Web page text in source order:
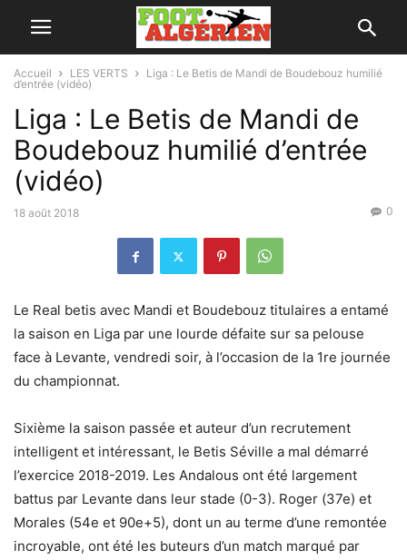
Accueil LES VERTS
Liga : Le Betis de Mandi de Boudebouz humilié
d’entrée (vidéo)
Liga : Le Betis de Mandi de
Boudebouz humilié d’entrée
(vidéo)
18 août 2018 0
Le Real betis avec Mandi et Boudebouz titulaires a entamé
la saison en Liga par une lourde défaite sur sa pelouse
face à Levante, vendredi soir, à l’occasion de la 1re journée
du championnat.
Sixième la saison passée et auteur d’un recrutement
intelligent et intéressant, le Betis Séville a mal démarré
l’exercice 2018-2019. Les Andalous ont été largement
battus par Levante dans leur stade (0-3). Roger (37e) et
Morales (54e et 90e+5), dont un au terme d’une remontée
incroyable, ont été les buteurs d’un match marqué par